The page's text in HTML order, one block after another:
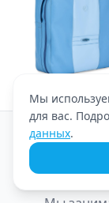
Мы
для вас.
данных.